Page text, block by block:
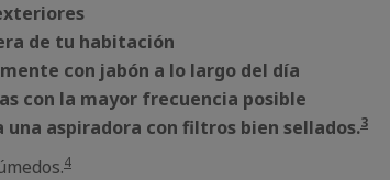
de tu habitación
con jabón a lo largo del día
con la mayor frecuencia posible
una aspiradora con filtros bien sellados.3
4